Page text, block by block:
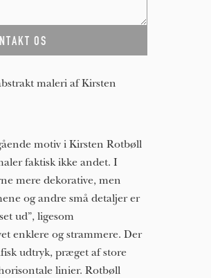
maleri af Kirsten
motiv i Kirsten Rotbøll
faktisk ikke andet. I
mere dekorative, men
og andre små detaljer er
ud”, ligesom
enklere og strammere. Der
udtryk, præget af store
linier. Rotbøll